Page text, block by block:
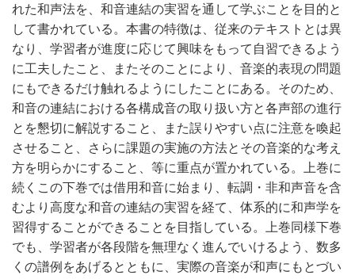
れた和声法を、和音連結の実習を通して学ぶことを目的と
して書かれている。本書の特徴は、従来のテキストとは異
なり、学習者が進度に応じて興味をもって自習できるよう
に工夫したこと、またそのことにより、音楽的表現の問題
にもできるだけ触れるようにしたことにある。そのため、
和音の連結における各構成音の取り扱い方と各声部の進行
とを懇切に解説すること、また誤りやすい点に注意を喚起
させること、さらに課題の実施の方法とその音楽的な考え
方を明らかにすること、等に重点が置かれている。上巻に
続くこの下巻では借用和音に始まり、転調・非和声音を含
むより高度な和音の連結の実習を経て、体系的に和声学を
習得することができることを目指している。上巻同様下巻
でも、学習者が各段階を無理なく進んでいけるよう、数多
くの譜例をあげるとともに、実際の音楽が和声にもとづい